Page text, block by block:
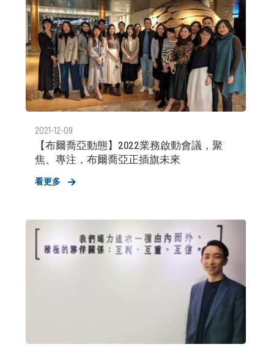
2021-12-09
【布爾喬亞動態】2022業務啟動會議，聚
焦、專注，布爾喬亞正插旗未來
看更多